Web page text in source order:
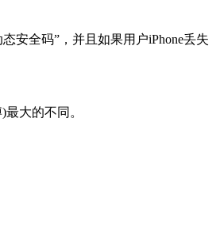
安全码”，并且如果用户iPhone丢失
大的不同。